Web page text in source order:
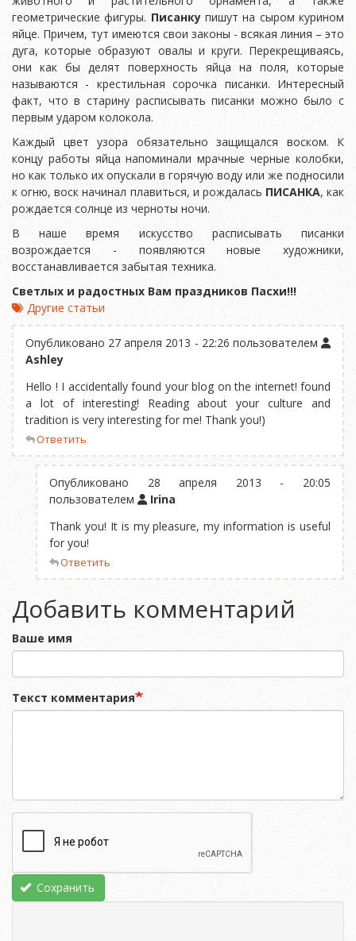
геометрические фигуры. Писанкупишут на сыром курином
яйце. Причем, тут имеются свои законы - всякая линия – это
дуга, которые образуют овалы и круги. Перекрещиваясь,
они как бы делят поверхность яйца на поля, которые
называются - крестильная сорочка писанки. Интересный
факт, что в старину расписывать писанки можно было с
первым ударом колокола.
Каждый цвет узора обязательно защищался воском. К
концу работы яйца напоминали мрачные черные колобки,
но как только их опускали в горячую воду или же подносили
к огню, воск начинал плавиться, и рождалась ПИСАНКА, как
рождается солнце из черноты ночи.
В наше время искусство расписывать писанки
возрождается - появляются новые художники,
восстанавливается забытая техника.
Светлых и радостных Вам праздников Пасхи!!!
Другие статьи
Опубликовано 27 апреля 2013 - 22:26 пользователем
Ashley
Hello ! I accidentally found your blog on the internet! found
a lot of interesting! Reading about your culture and
tradition is very interesting for me! Thank you!)
Ответить
Опубликовано 28 апреля 2013 - 20:05
пользователем
Irina
Thank you! It is my pleasure, my information is useful
for you!
Ответить
Добавить комментарий
Ваше имя
Текст комментария
Сохранить